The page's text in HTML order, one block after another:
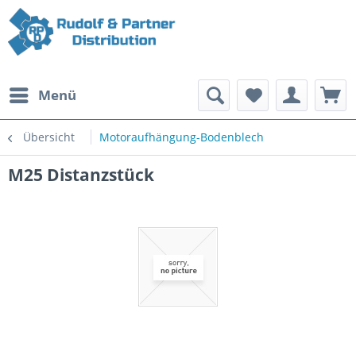
Menü
Übersicht Motoraufhängung-Bodenblech
M25 Distanzstück